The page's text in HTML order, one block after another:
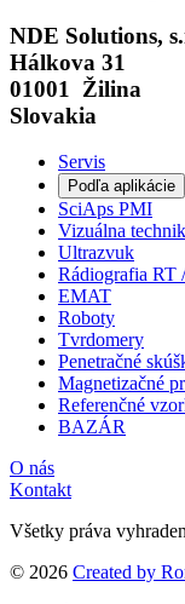
NDE Solutions,
Hálkova 31
01001 Žilina
Slovakia
Servis
Podľa aplikácie
SciAps PMI
Vizuálna
Ultrazvuk
Rádiografia RT
EMAT
Roboty
Tvrdomery
Penetračné
Magnetizačné
Referenčné
BAZÁR
O nás
Kontakt
Všetky práva
© 2026 Created by